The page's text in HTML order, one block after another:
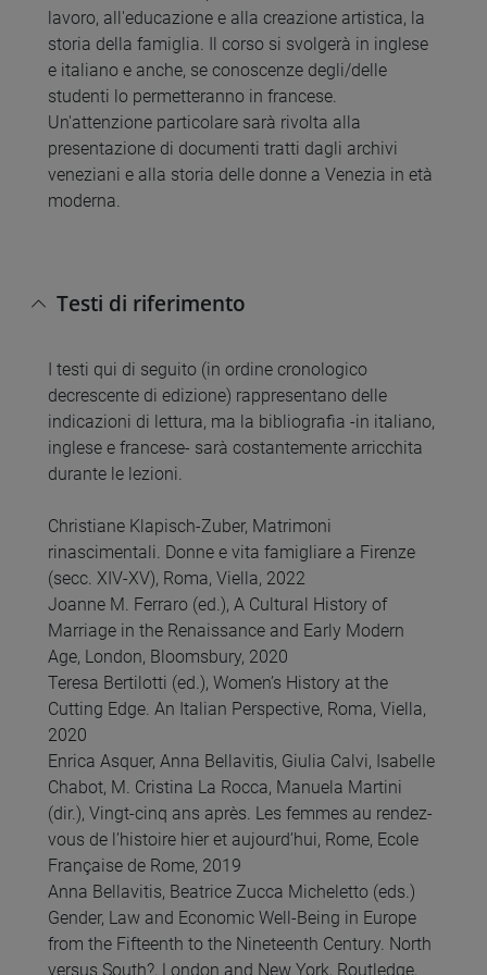
lavoro, all'educazione e alla creazione artistica, la
storia della famiglia. Il corso si svolgerà in inglese
e italiano e anche, se conoscenze degli/delle
studenti lo permetteranno in francese.
Un'attenzione particolare sarà rivolta alla
presentazione di documenti tratti dagli archivi
veneziani e alla storia delle donne a Venezia in età
moderna.
Testi di riferimento
I testi qui di seguito (in ordine cronologico
decrescente di edizione) rappresentano delle
indicazioni di lettura, ma la bibliografia -in italiano,
inglese e francese- sarà costantemente arricchita
durante le lezioni.
Christiane Klapisch-Zuber, Matrimoni
rinascimentali. Donne e vita famigliare a Firenze
(secc. XIV-XV), Roma, Viella, 2022
Joanne M. Ferraro (ed.), A Cultural History of
Marriage in the Renaissance and Early Modern
Age, London, Bloomsbury, 2020
Teresa Bertilotti (ed.), Women’s History at the
Cutting Edge. An Italian Perspective, Roma, Viella,
2020
Enrica Asquer, Anna Bellavitis, Giulia Calvi, Isabelle
Chabot, M. Cristina La Rocca, Manuela Martini
(dir.), Vingt-cinq ans après. Les femmes au rendez-
vous de l’histoire hier et aujourd’hui, Rome, Ecole
Française de Rome, 2019
Anna Bellavitis, Beatrice Zucca Micheletto (eds.)
Gender, Law and Economic Well-Being in Europe
from the Fifteenth to the Nineteenth Century. North
versus South?, London and New York, Routledge,